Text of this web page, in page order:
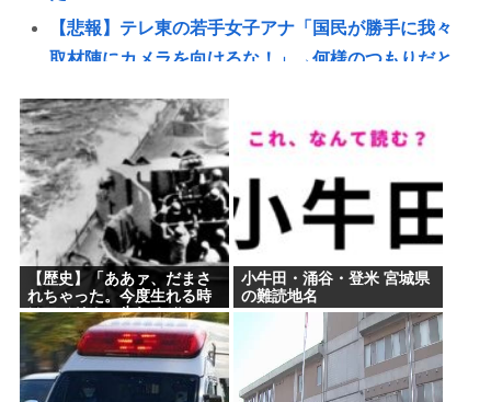
【悲報】テレ東の若手女子アナ「国民が勝手に我々
取材陣にカメラを向けるな！」→何様のつもりだと
ガチで死にたい時ってどうしたらいいの？
新しいキーボード買いたいんだけど、今のキーボー
ド壊れなくて買う理由が見つからない
「世界唯一の被爆国は北朝鮮」と主張し、チラシを
配布する輩が発生
【衝撃】女さん同士の事故、ガチで地獄www
88歳女性、庭の草取りをしてたら孫が運転する車に
はねられ死亡
【悲報】ファン付き作業着使用男性、熱中症で死
【歴史】「ああァ、だまさ
れちゃった。今度生れる時
はアメリカへ生れるぞ」 22
歳で戦死した特攻隊員が出
撃前の日記に残した”本音”
小牛田・涌谷・登米 宮城県
の難読地名